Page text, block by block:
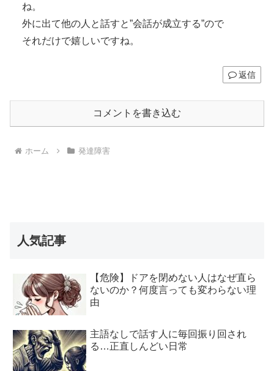
ね。
外に出て他の人と話すと”会話が成立する”ので
それだけで嬉しいですね。
返信
コメントを書き込む
ホーム 発達障害
人気記事
【危険】ドアを閉めない人はなぜ直ら
ないのか？何度言っても変わらない理
由
主語なしで話す人に毎回振り回され
る…正直しんどい日常